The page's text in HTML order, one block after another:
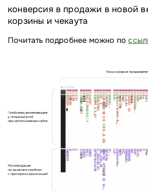
конверсия в продажи в новой
корзины и чекаута
Почитать подробнее можно по